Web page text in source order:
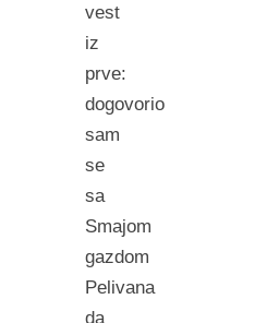
vest
iz
prve:
dogovorio
sam
se
sa
Smajom
gazdom
Pelivana
da